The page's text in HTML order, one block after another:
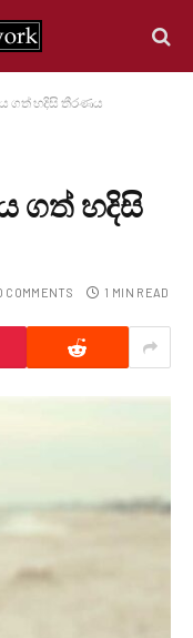
ගත් හදිසි තීරණය
ගත් හදිසි
COMMENTS 1 MIN READ